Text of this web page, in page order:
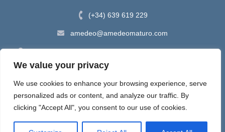
We value your privacy
We use cookies to enhance your browsing experience, serve
personalized ads or content, and analyze our traffic. By
clicking "Accept All", you consent to our use of cookies.
(+34) 639 619 229
amedeo@amedeomaturo.com
Av. Rambla Méndez Núnez, 12, Alicante 03002, España
Aviso Legal|Política de Privacidad|Política de cookies